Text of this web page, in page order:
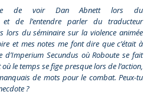
de voir Dan Abnett lors du
de l’entendre parler du traducteur
lors du séminaire sur la violence animée
et mes notes me font dire que c’était à
d’Imperium Secundusoù Roboute se fait
le temps se fige presque lors de l’action,
de mots pour le combat. Peux-tu
?